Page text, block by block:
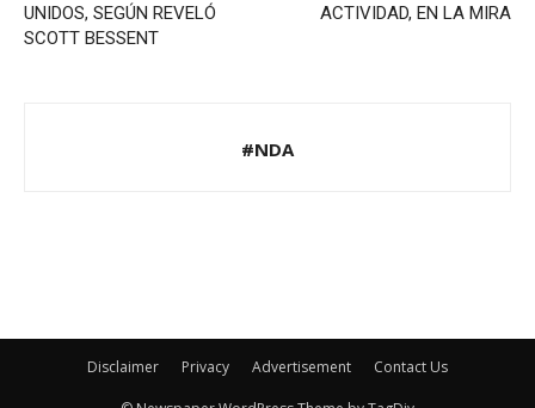
UNIDOS, SEGÚN REVELÓ
SCOTT BESSENT
ACTIVIDAD, EN LA MIRA
#NDA
Disclaimer Privacy Advertisement Contact Us